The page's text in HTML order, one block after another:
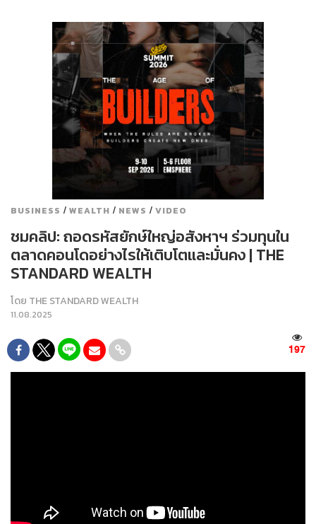
BUSINESS / WEALTH / NEWS / VIDEO
ชมคลิป: ถอดรหัสยักษ์ใหญ่อสังหาฯ ร่วมทุนใน
ตลาดคอนโดอย่างไรให้เติบโตและมั่นคง | THE
STANDARD WEALTH
โดย THE STANDARD WEALTH
11.08.2025
197